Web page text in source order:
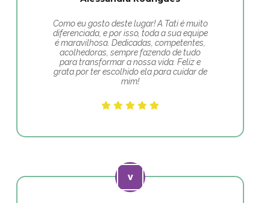
Como eu gosto deste lugar! A Tati é muito
diferenciada, e por isso, toda a sua equipe
é maravilhosa. Dedicadas, competentes,
acolhedoras, sempre fazendo de tudo
para transformar a nossa vida. Feliz e
grata por ter escolhido ela para cuidar de
mim!